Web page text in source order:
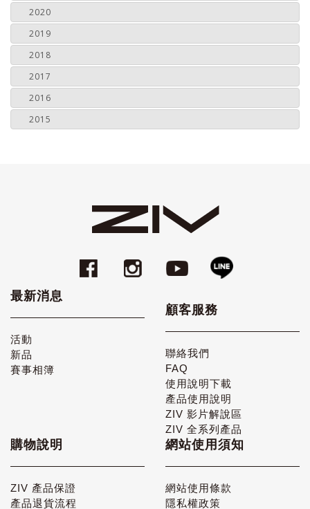
2020
2019
2018
2017
2016
2015
最新消息
活動
新品
賽事相簿
顧客服務
聯絡我們
FAQ
使用說明下載
產品使用說明
ZIV 影片解說區
ZIV 全系列產品
購物說明
ZIV 產品保證
產品退貨流程
網站使用須知
網站使用條款
隱私權政策